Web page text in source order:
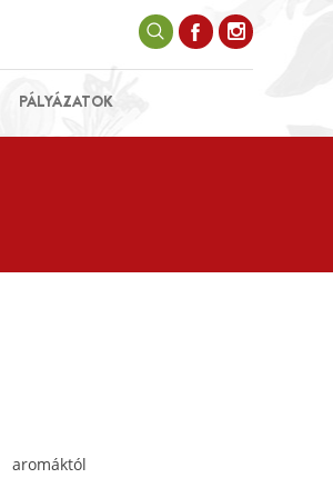
PÁLYÁZATOK